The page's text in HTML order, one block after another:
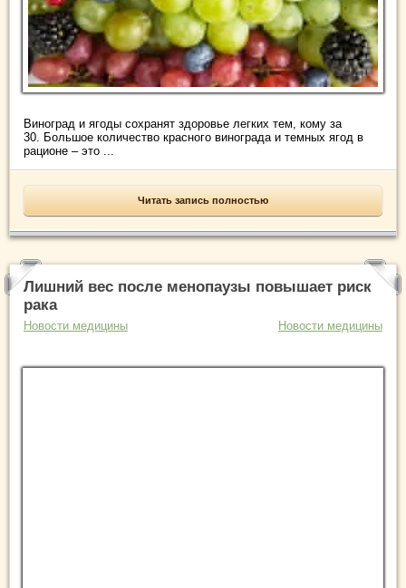
Виноград и ягоды сохранят здоровье легких тем, кому за
30. Большое количество красного винограда и темных ягод в
рационе – это ...
Читать запись полностью
Лишний вес после менопаузы повышает риск
рака
Новости медицины Новости медицины